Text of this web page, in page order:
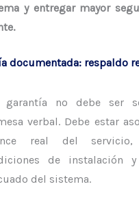
y entregar mayor
documentada: respaldo
garantía no debe ser
verbal. Debe estar
real del
de instalación
del sistema.